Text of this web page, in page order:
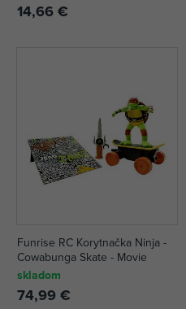
14,66 €
Funrise RC Korytnačka Ninja -
Cowabunga Skate - Movie
skladom
74,99 €